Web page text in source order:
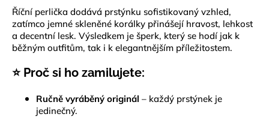
Říční perlička dodává prstýnku sofistikovaný vzhled,
zatímco jemné skleněné korálky přinášejí hravost, lehkost
a decentní lesk. Výsledkem je šperk, který se hodí jak k
běžným outfitům, tak i k elegantnějším příležitostem.
⭐ Proč si ho zamilujete:
Ručně vyráběný originál – každý prstýnek je
jedinečný.
D
p